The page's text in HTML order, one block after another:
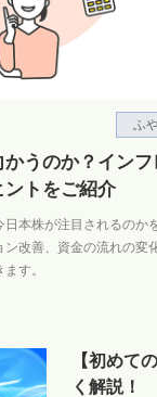
ふ
うのか？インフ
トをご紹介
本株が注目されるのか
改善、資金の流れの変
す。
【初めて
く解説！